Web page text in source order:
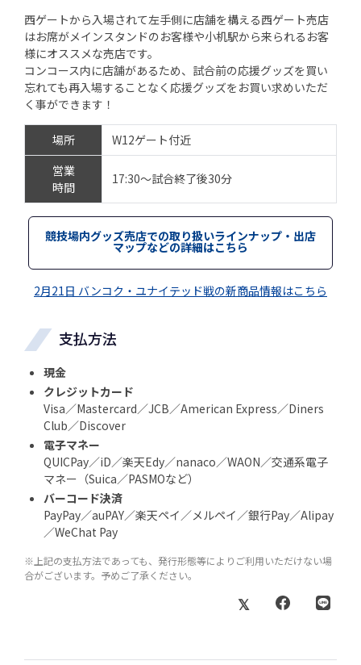
西ゲートから入場されて左手側に店舗を構える西ゲート売店
はお席がメインスタンドのお客様や小机駅から来られるお客
様にオススメな売店です。
コンコース内に店舗があるため、試合前の応援グッズを買い
忘れても再入場することなく応援グッズをお買い求めいただ
く事ができます！
場所
W12ゲート付近
営業
時間
17:30～試合終了後30分
競技場内グッズ売店での取り扱いラインナップ・出店
マップなどの詳細はこちら
2月21日 バンコク・ユナイテッド戦の新商品情報はこちら
支払方法
現金
クレジットカード
Visa／Mastercard／JCB／American Express／Diners
Club／Discover
電子マネー
QUICPay／iD／楽天Edy／nanaco／WAON／交通系電子
マネー（Suica／PASMOなど）
バーコード決済
PayPay／auPAY／楽天ペイ／メルペイ／銀行Pay／Alipay
／WeChat Pay
※上記の支払方法であっても、発行形態等によりご利用いただけない場
合がございます。予めご了承ください。